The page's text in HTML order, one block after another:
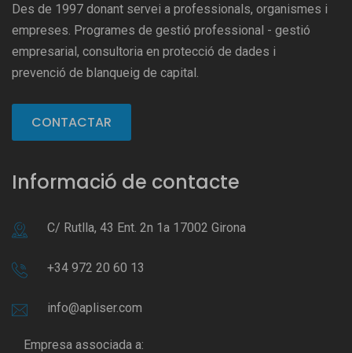
Des de 1997 donant servei a professionals, organismes i
empreses. Programes de gestió professional - gestió
empresarial, consultoria en protecció de dades i
prevenció de blanqueig de capital.
CONTACTAR
Informació de contacte
C/ Rutlla, 43 Ent. 2n 1a 17002 Girona
+34 972 20 60 13
info@apliser.com
Empresa associada a: